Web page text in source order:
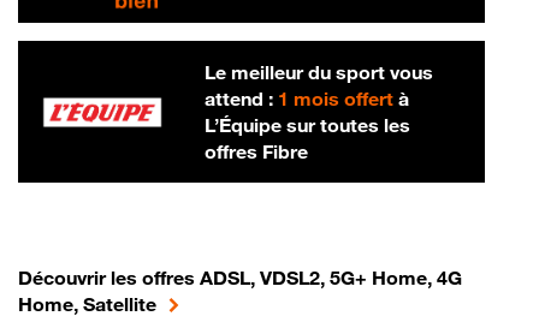
Le meilleur du sport vous
attend : 1 mois offertà
L’Équipe sur toutes les
offres Fibre
Découvrir les offres ADSL, VDSL2, 5G+ Home, 4G
Home, Satellite